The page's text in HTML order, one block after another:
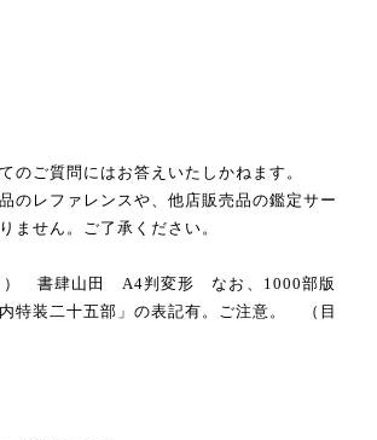
のご質問にはお答えいたしかねます。
のレファレンスや、他店販売品の鑑定サー
ません。ご了承ください。
） 書肆山田 A4判変形 なお、1000部版
特装二十五部」の表記有。ご注意。 （目